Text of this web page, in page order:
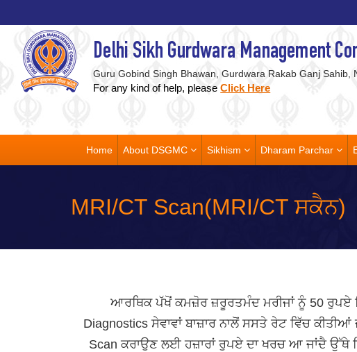
Delhi Sikh Gurdwara Management
Guru Gobind Singh Bhawan, Gurdwara Rakab Ganj Sahib,
For any kind of help, pleaseClick Here
Home About DSGMC Sikhism Dharam Parchar
MRI/CT Scan(MRI/CT ਸਕੈਨ)
ਆਰਥਿਕ ਪੱਖੋਂ ਕਮਜ਼ੋਰ ਜ਼ਰੂਰਤਮੰਦ ਮਰੀਜਾਂ ਨੂੰ 50 ਰੁਪਏ
Diagnostics ਸੇਵਾਵਾਂ ਬਾਜ਼ਾਰ ਨਾਲੋਂ ਸਸਤੇ ਰੇਟ ਵਿੱਚ
Scan ਕਰਾਉਣ ਲਈ ਹਜ਼ਾਰਾਂ ਰੁਪਏ ਦਾ ਖਰਚ ਆ ਜਾਂਦੈ ਉੱਥੇ